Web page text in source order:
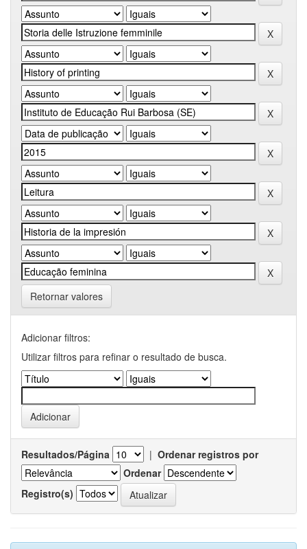
Retornar valores
Adicionar filtros:
Utilizar filtros para refinar o resultado de busca.
Resultados/Página | Ordenar registros por
Ordenar
Registro(s)